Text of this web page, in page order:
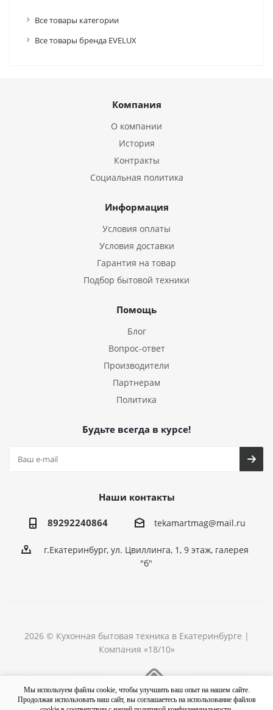
Все товары категории
Все товары бренда EVELUX
Компания
О компании
История
Контракты
Социальная политика
Информация
Условия оплаты
Условия доставки
Гарантия на товар
Подбор бытовой техники
Помощь
Блог
Вопрос-ответ
Производители
Партнерам
Политика
Будьте всегда в курсе!
Наши контакты
89292240864 tekamartmag@mail.ru
г.Екатеринбург, ул. Цвиллинга, 1, 9 этаж, галерея
"б"
2026 © Кухонная бытовая техника в Екатеринбурге |
Компания «18/10»
Мы используем файлы cookie, чтобы улучшить ваш опыт на нашем сайте.
Продолжая использовать наш сайт, вы соглашаетесь на использование файлов